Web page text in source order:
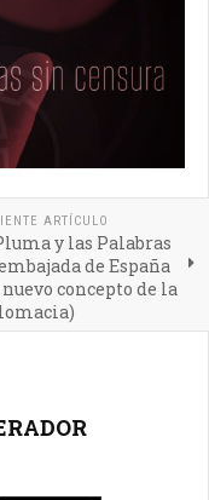
ARTÍCULO
y las Palabras
de España
concepto de la